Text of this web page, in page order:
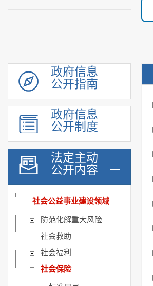
政府信息
公开指南
政府信息
公开制度
法定主动
公开内容
规划计划
统计信息
财政信息
政府采购
行政权力
公共服务
重点领域
公共资源配置
社会公益事业建设领域
防范化解重大风险
社会救助
社会福利
社会保险